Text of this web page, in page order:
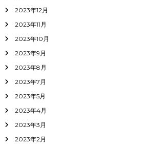
2023年12月
2023年11月
2023年10月
2023年9月
2023年8月
2023年7月
2023年5月
2023年4月
2023年3月
2023年2月